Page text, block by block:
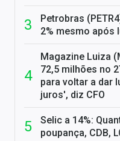
Petrobras
2% mesmo após
Magazine Luiza
72,5 milhões no
para voltar a dar
juros', diz CFO
Selic a 14%:
poupança, CDB,